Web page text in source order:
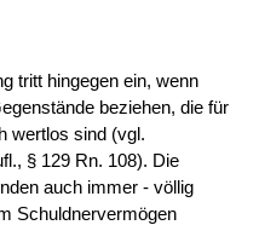
tritt hingegen ein, wenn
beziehen, die für
wertlos sind (vgl.
§ 129 Rn. 108). Die
auch immer - völlig
Schuldnervermögen